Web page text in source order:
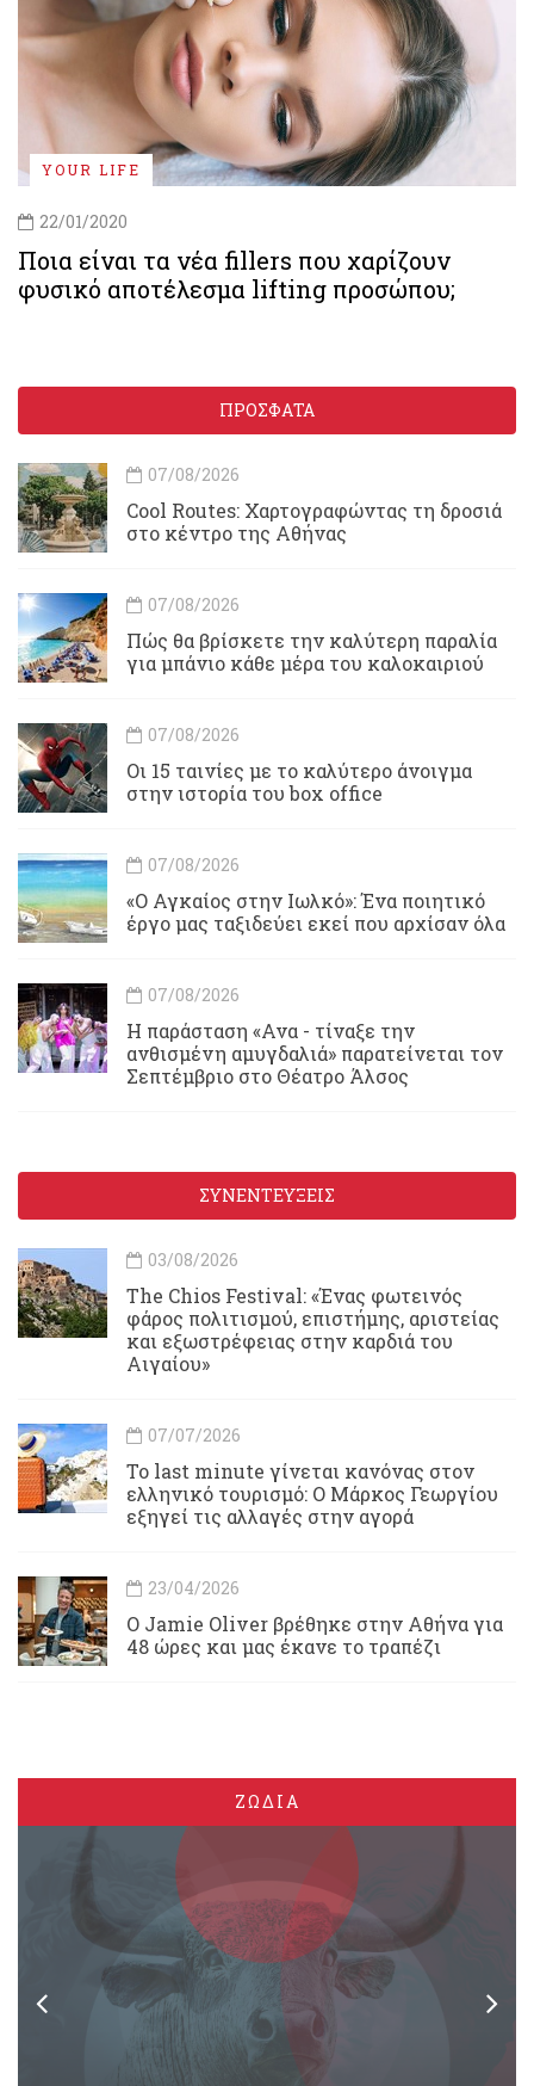
YOUR LIFE
22/01/2020
Ποια είναι τα νέα fillers που χαρίζουν
φυσικό αποτέλεσμα lifting προσώπου;
ΠΡΟΣΦΑΤΑ
07/08/2026
Cool Routes: Χαρτογραφώντας τη δροσιά
στο κέντρο της Αθήνας
07/08/2026
Πώς θα βρίσκετε την καλύτερη παραλία
για μπάνιο κάθε μέρα του καλοκαιριού
07/08/2026
Οι 15 ταινίες με το καλύτερο άνοιγμα
στην ιστορία του box office
07/08/2026
«Ο Αγκαίος στην Ιωλκό»: Ένα ποιητικό
έργο μας ταξιδεύει εκεί που αρχίσαν όλα
07/08/2026
Η παράσταση «Ανα - τίναξε την
ανθισμένη αμυγδαλιά» παρατείνεται τον
Σεπτέμβριο στο Θέατρο Άλσος
ΣΥΝΕΝΤΕΥΞΕΙΣ
03/08/2026
Τhe Chios Festival: «Ένας φωτεινός
φάρος πολιτισμού, επιστήμης, αριστείας
και εξωστρέφειας στην καρδιά του
Αιγαίου»
07/07/2026
Το last minute γίνεται κανόνας στον
ελληνικό τουρισμό: Ο Μάρκος Γεωργίου
εξηγεί τις αλλαγές στην αγορά
23/04/2026
Ο Jamie Oliver βρέθηκε στην Αθήνα για
48 ώρες και μας έκανε το τραπέζι
ΖΩΔΙΑ